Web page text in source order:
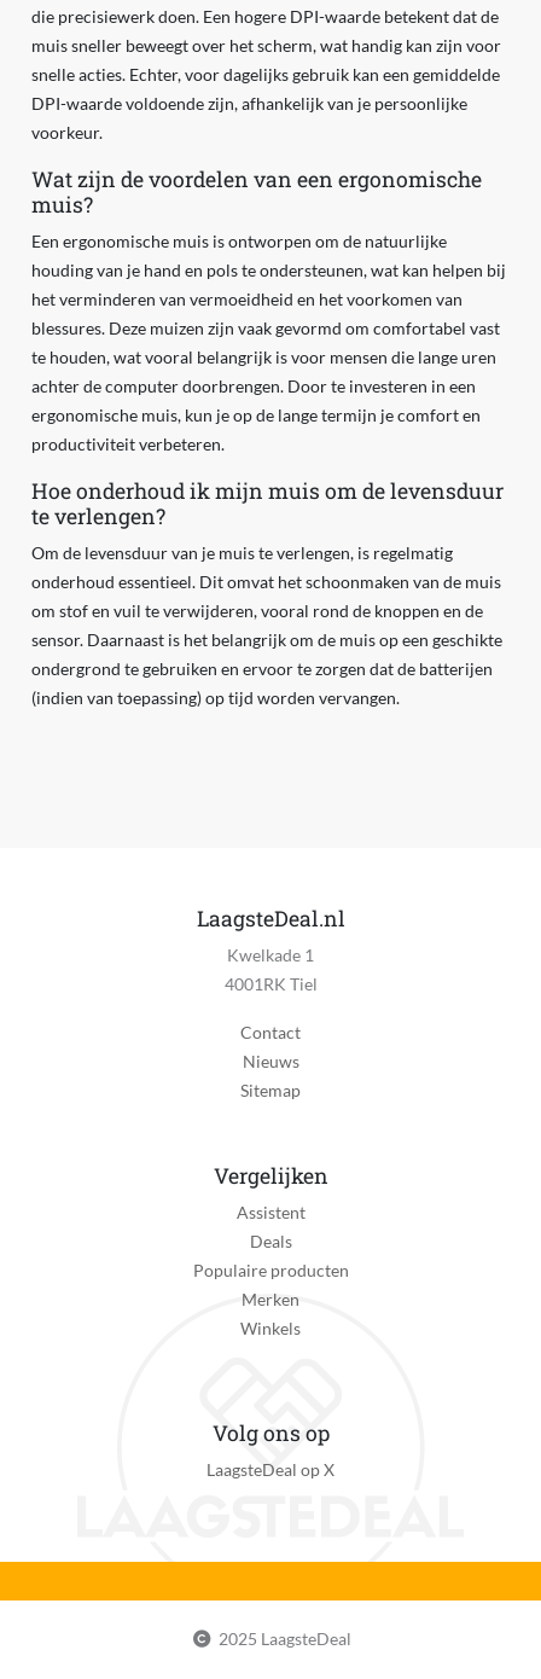
die precisiewerk doen. Een hogere DPI-waarde betekent dat de
muis sneller beweegt over het scherm, wat handig kan zijn voor
snelle acties. Echter, voor dagelijks gebruik kan een gemiddelde
DPI-waarde voldoende zijn, afhankelijk van je persoonlijke
voorkeur.
Wat zijn de voordelen van een ergonomische
muis?
Een ergonomische muis is ontworpen om de natuurlijke
houding van je hand en pols te ondersteunen, wat kan helpen bij
het verminderen van vermoeidheid en het voorkomen van
blessures. Deze muizen zijn vaak gevormd om comfortabel vast
te houden, wat vooral belangrijk is voor mensen die lange uren
achter de computer doorbrengen. Door te investeren in een
ergonomische muis, kun je op de lange termijn je comfort en
productiviteit verbeteren.
Hoe onderhoud ik mijn muis om de levensduur
te verlengen?
Om de levensduur van je muis te verlengen, is regelmatig
onderhoud essentieel. Dit omvat het schoonmaken van de muis
om stof en vuil te verwijderen, vooral rond de knoppen en de
sensor. Daarnaast is het belangrijk om de muis op een geschikte
ondergrond te gebruiken en ervoor te zorgen dat de batterijen
(indien van toepassing) op tijd worden vervangen.
LaagsteDeal.nl
Kwelkade 1
4001RK Tiel
Contact
Nieuws
Sitemap
Vergelijken
Assistent
Deals
Populaire producten
Merken
Winkels
Volg ons op
LaagsteDeal op X
2025 LaagsteDeal